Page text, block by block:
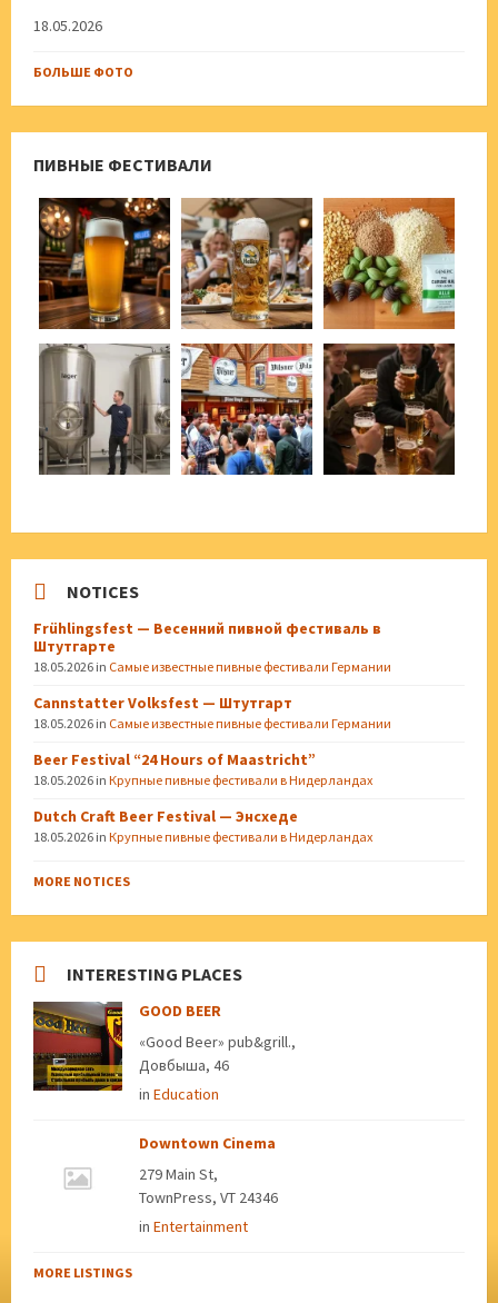
18.05.2026
БОЛЬШЕ ФОТО
ПИВНЫЕ ФЕСТИВАЛИ
NOTICES
Frühlingsfest — Весенний пивной фестиваль в
Штутгарте
18.05.2026 in Самые известные пивные фестивали Германии
Cannstatter Volksfest — Штутгарт
18.05.2026 in Самые известные пивные фестивали Германии
Beer Festival “24 Hours of Maastricht”
18.05.2026 in Крупные пивные фестивали в Нидерландах
Dutch Craft Beer Festival — Энсхеде
18.05.2026 in Крупные пивные фестивали в Нидерландах
MORE NOTICES
INTERESTING PLACES
GOOD BEER
«Good Beer» pub&grill.,
Довбыша, 46
in Education
Downtown Cinema
279 Main St,
TownPress, VT 24346
in Entertainment
MORE LISTINGS